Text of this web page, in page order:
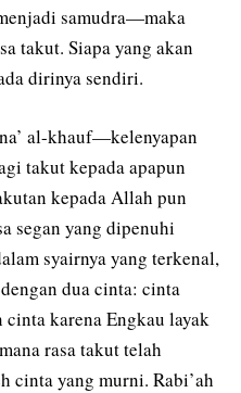
samudra—maka
takut. Siapa yang akan
dirinya sendiri.
al-khauf—kelenyapan
takut kepada apapun
kepada Allah pun
segan yang dipenuhi
syairnya yang terkenal,
dua cinta: cinta
karena Engkau layak
rasa takut telah
cinta yang murni. Rabi’ah